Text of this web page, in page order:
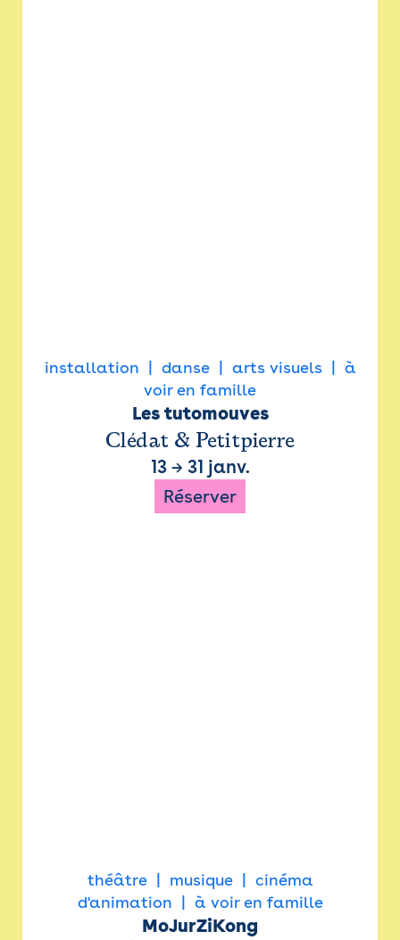
installation danse arts visuels
à
voir en famille
Les tutomouves
Clédat & Petitpierre
13→ 31 janv.
Réserver
théâtre musique
cinéma
d'animation
à voir en famille
MoJurZiKong